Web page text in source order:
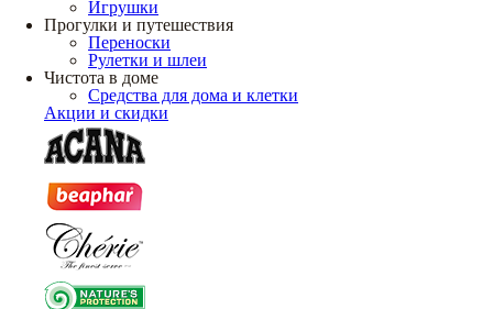
Игрушки
Прогулки и путешествия
Переноски
Рулетки и шлеи
Чистота в доме
Средства для дома и клетки
Акции и скидки